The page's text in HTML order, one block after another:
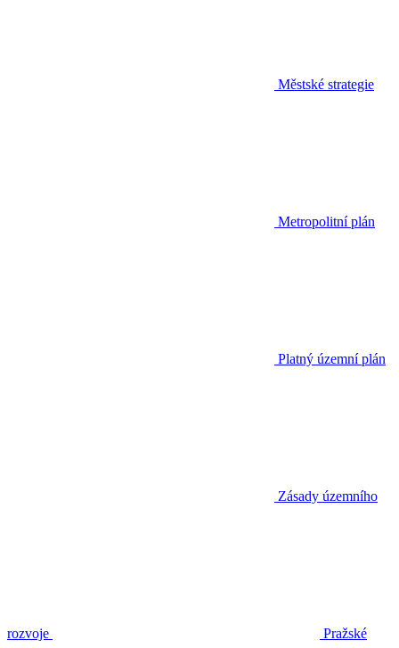
Městské strategie
Metropolitní plán
Platný územní plán
Zásady územního
rozvoje Pražské